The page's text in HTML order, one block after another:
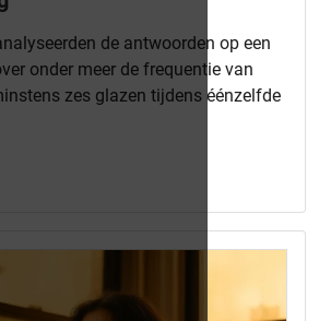
de antwoorden op een
onder meer de frequentie van
zes glazen tijdens éénzelfde